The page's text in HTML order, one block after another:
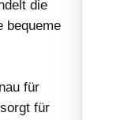
die
bequeme
für
für